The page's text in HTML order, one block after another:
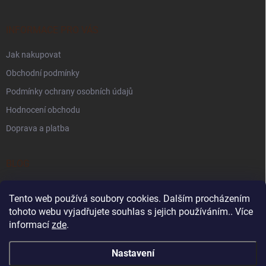
Tento web používá soubory cookies. Dalším procházením
tohoto webu vyjadřujete souhlas s jejich používáním.. Více
informací zde.
Nastavení
Jak nakupovat
Obchodní podmínky
Podmínky ochrany osobních údajů
Hodnocení obchodu
Doprava a platba
BLOG
Světový den včel: 5 aktivit o včelách pro děti ve školce i doma
Sensory play pro děti: co to je a proč je důležité?